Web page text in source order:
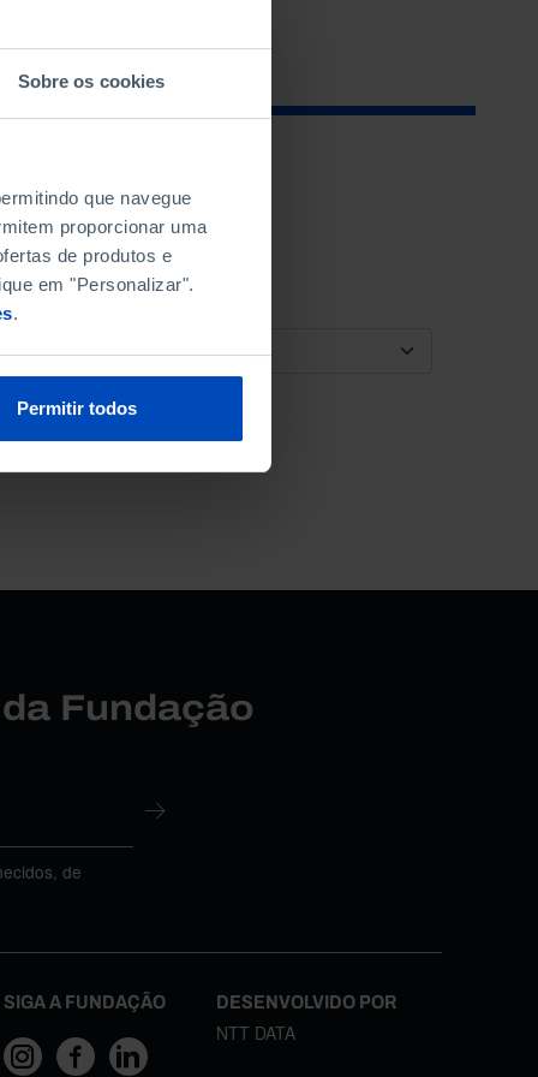
Sobre os cookies
que navegue
proporcionar uma
de produtos e
em "Personalizar".
.
Permitir todos
ORDENAR POR
Fundação
de
SIGA A FUNDAÇÃO DESENVOLVIDO POR
NTT DATA